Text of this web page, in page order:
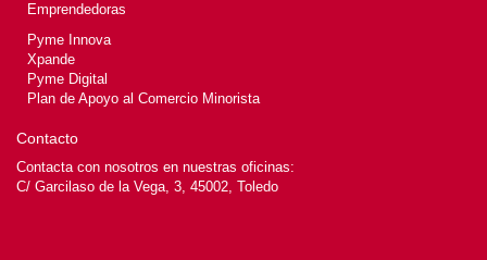
Emprendedoras
Pyme Innova
Xpande
Pyme Digital
Plan de Apoyo al Comercio Minorista
Contacto
Contacta con nosotros en nuestras oficinas:
C/ Garcilaso de la Vega, 3, 45002, Toledo